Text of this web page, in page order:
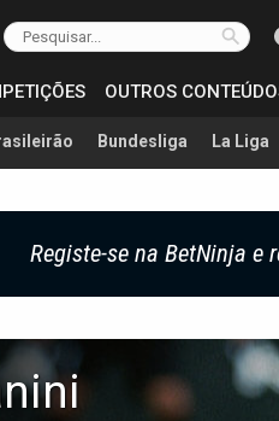
OUTROS
Bundesliga La Liga
Registe-se na BetNinja e